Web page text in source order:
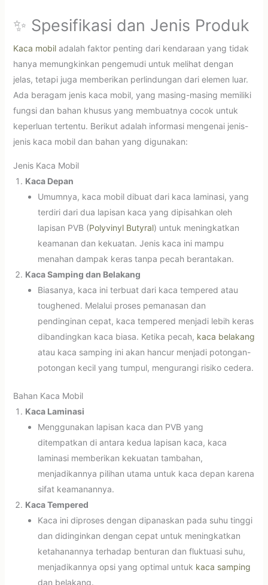
✨ Spesifikasi dan Jenis Produk
Kaca mobiladalah faktor penting dari kendaraan yang tidak
hanya memungkinkan pengemudi untuk melihat dengan
jelas, tetapi juga memberikan perlindungan dari elemen luar.
Ada beragam jenis kaca mobil, yang masing-masing memiliki
fungsi dan bahan khusus yang membuatnya cocok untuk
keperluan tertentu. Berikut adalah informasi mengenai jenis-
jenis kaca mobil dan bahan yang digunakan:
Jenis Kaca Mobil
Kaca Depan
Umumnya, kaca mobil dibuat dari kaca laminasi, yang
terdiri dari dua lapisan kaca yang dipisahkan oleh
lapisan PVB (Polyvinyl Butyral) untuk meningkatkan
keamanan dan kekuatan. Jenis kaca ini mampu
menahan dampak keras tanpa pecah berantakan.
Kaca Samping dan Belakang
Biasanya, kaca ini terbuat dari kaca tempered atau
toughened. Melalui proses pemanasan dan
pendinginan cepat, kaca tempered menjadi lebih keras
dibandingkan kaca biasa. Ketika pecah, kaca belakang
atau kaca samping ini akan hancur menjadi potongan-
potongan kecil yang tumpul, mengurangi risiko cedera.
Bahan Kaca Mobil
Kaca Laminasi
Menggunakan lapisan kaca dan PVB yang
ditempatkan di antara kedua lapisan kaca, kaca
laminasi memberikan kekuatan tambahan,
menjadikannya pilihan utama untuk kaca depan karena
sifat keamanannya.
Kaca Tempered
Kaca ini diproses dengan dipanaskan pada suhu tinggi
dan didinginkan dengan cepat untuk meningkatkan
ketahanannya terhadap benturan dan fluktuasi suhu,
menjadikannya opsi yang optimal untuk kaca samping
dan belakang.